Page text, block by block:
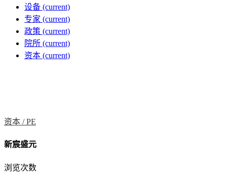
设备 (current)
专家 (current)
政策 (current)
院所 (current)
资本 (current)
资本 /PE
新宸盛元
浏览次数